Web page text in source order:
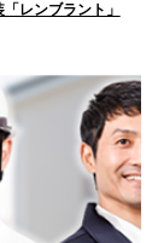
レンブラント」